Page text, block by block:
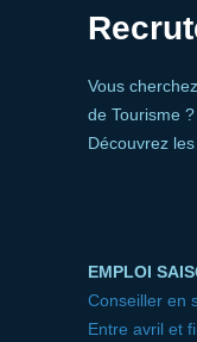
Vous
de Tourisme ?
Découvrez
EMPLOI
Conseiller en
Entre avril et